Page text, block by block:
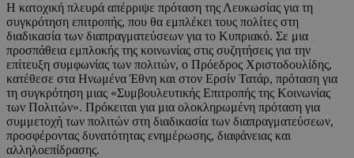
Η κατοχική πλευρά απέρριψε πρόταση της Λευκωσίας για τη
συγκρότηση επιτροπής, που θα εμπλέκει τους πολίτες στη
διαδικασία των διαπραγματεύσεων για το Κυπριακό. Σε μια
προσπάθεια εμπλοκής της κοινωνίας στις συζητήσεις για την
επίτευξη συμφωνίας των πολιτών, ο Πρόεδρος Χριστοδουλίδης,
κατέθεσε στα Ηνωμένα Έθνη και στον Ερσίν Τατάρ, πρόταση για
τη συγκρότηση μιας «Συμβουλευτικής Επιτροπής της Κοινωνίας
των Πολιτών». Πρόκειται για μια ολοκληρωμένη πρόταση για
συμμετοχή των πολιτών στη διαδικασία των διαπραγματεύσεων,
προσφέροντας δυνατότητας ενημέρωσης, διαφάνειας και
αλληλοεπίδρασης.